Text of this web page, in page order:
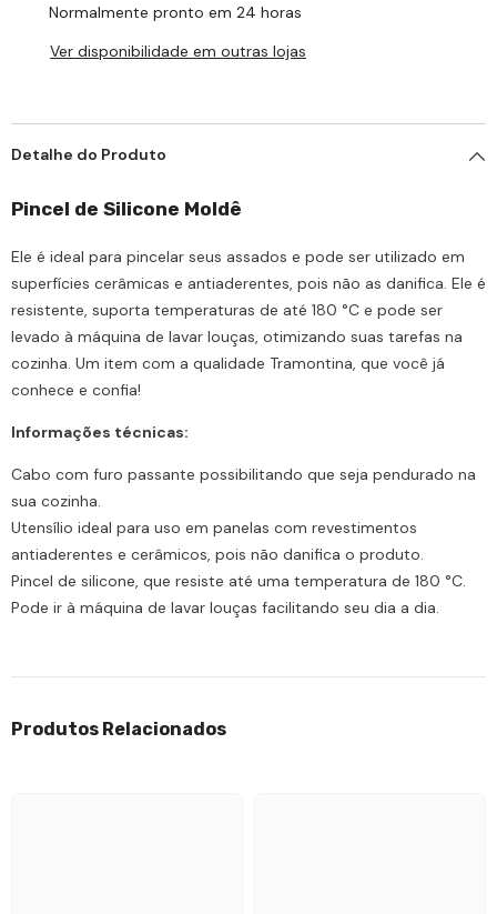
Normalmente pronto em 24 horas
Ver disponibilidade em outras lojas
Detalhe do Produto
Pincel de Silicone Moldê
Ele é ideal para pincelar seus assados e pode ser utilizado em
superfícies cerâmicas e antiaderentes, pois não as danifica. Ele é
resistente, suporta temperaturas de até 180 °C e pode ser
levado à máquina de lavar louças, otimizando suas tarefas na
cozinha. Um item com a qualidade Tramontina, que você já
conhece e confia!
Informações técnicas:
Cabo com furo passante possibilitando que seja pendurado na
sua cozinha.
Utensílio ideal para uso em panelas com revestimentos
antiaderentes e cerâmicos, pois não danifica o produto.
Pincel de silicone, que resiste até uma temperatura de 180 °C.
Pode ir à máquina de lavar louças facilitando seu dia a dia.
Produtos Relacionados